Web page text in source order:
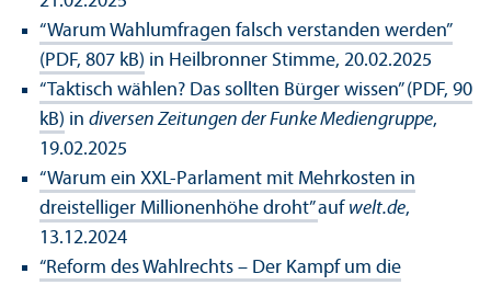
“Warum Wahlumfragen falsch verstanden werden”
(PDF, 807 kB) in Heilbronner Stimme, 20.02.2025
“Taktisch wählen? Das sollten Bürger wissen” (PDF, 90
kB) in diversen Zeitungen der Funke Mediengruppe,
19.02.2025
“Warum ein XXL-Parlament mit Mehrkosten in
dreistelliger Millionenhöhe droht”auf welt.de,
13.12.2024
“Reform des Wahlrechts – Der Kampf um die